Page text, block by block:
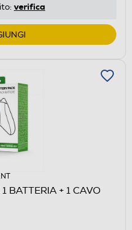
verifica
BATTERIA + 1 CAVO